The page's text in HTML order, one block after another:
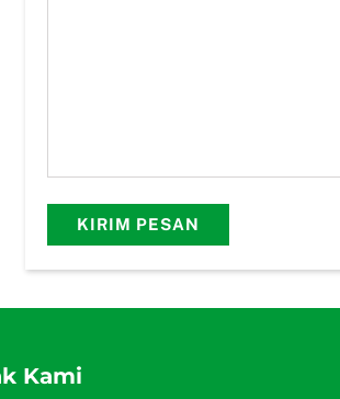
Kami